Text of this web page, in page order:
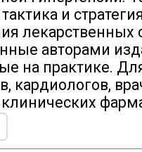
и
лекарственных
авторами
на практике.
кардиологов,
клинических